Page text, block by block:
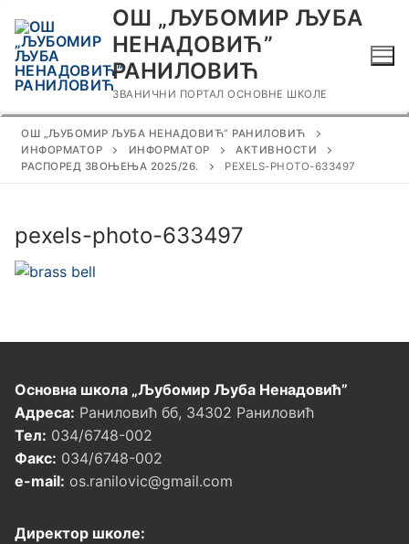
до
садржаја
ОШ „ЉУБОМИР ЉУБА
НЕНАДОВИЋ”
РАНИЛОВИЋ
ЗВАНИЧНИ ПОРТАЛ ОСНОВНЕ ШКОЛЕ
ОШ „ЉУБОМИР ЉУБА НЕНАДОВИЋ” РАНИЛОВИЋ
ИНФОРМАТОР
ИНФОРМАТОР
АКТИВНОСТИ
РАСПОРЕД ЗВОЊЕЊА 2025/26.
PEXELS-PHOTO-633497
pexels-photo-633497
Основна школа „Љубомир Љуба Ненадовић”
Адреса: Раниловић бб, 34302 Раниловић
Тел: 034/6748-002
Факс: 034/6748-002
e-mail: os.ranilovic@gmail.com
Директор школе: